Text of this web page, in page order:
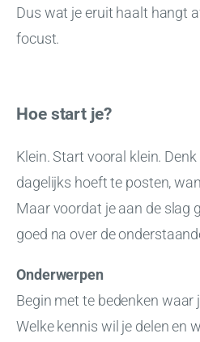
Dus wat je eruit haalt hangt
focust.
Hoe start je?
Klein. Start vooral klein.
dagelijks hoeft te posten,
Maar voordat je aan de slag
goed na over de
Onderwerpen
Begin met te bedenken waar
Welke kennis wil je delen en